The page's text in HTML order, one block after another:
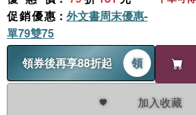
促銷優惠 ： 外文書周末優惠-
單79雙75
領券後再享88折起
領
加入收藏